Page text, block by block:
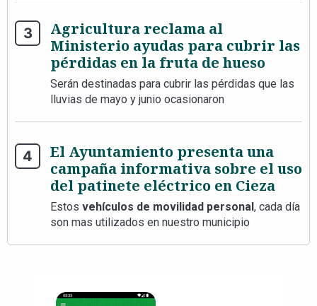
Agricultura reclama al
Ministerio ayudas para cubrir las
pérdidas en la fruta de hueso
Serán destinadas para cubrir las pérdidas que las
lluvias de mayo y junio ocasionaron
El Ayuntamiento presenta una
campaña informativa sobre el uso
del patinete eléctrico en Cieza
Estos vehículos de movilidad personal, cada día
son mas utilizados en nuestro municipio